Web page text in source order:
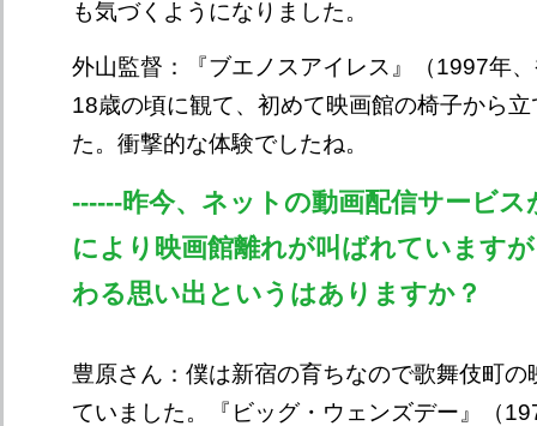
も気づくようになりました。
外山監督：『ブエノスアイレス』（1997年
18歳の頃に観て、初めて映画館の椅子から
た。衝撃的な体験でしたね。
------昨今、ネットの動画配信サービ
により映画館離れが叫ばれています
わる思い出というはありますか？
豊原さん：僕は新宿の育ちなので歌舞伎町の
ていました。『ビッグ・ウェンズデー』（